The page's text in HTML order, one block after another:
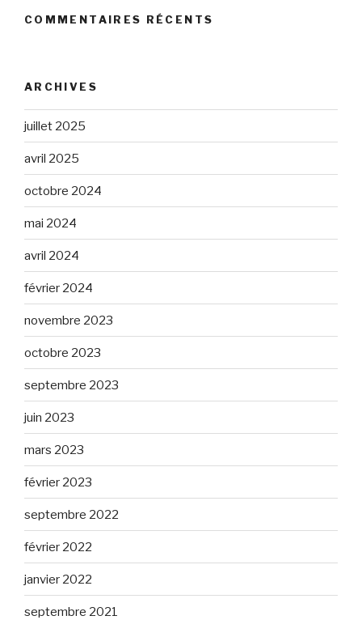
COMMENTAIRES RÉCENTS
ARCHIVES
juillet 2025
avril 2025
octobre 2024
mai 2024
avril 2024
février 2024
novembre 2023
octobre 2023
septembre 2023
juin 2023
mars 2023
février 2023
septembre 2022
février 2022
janvier 2022
septembre 2021